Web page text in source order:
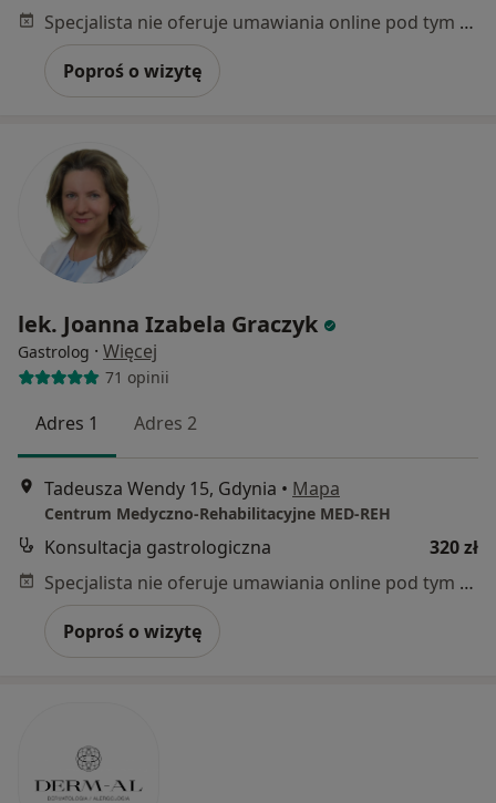
Specjalista nie oferuje umawiania online pod tym adresem.
Poproś o wizytę
lek. Joanna Izabela Graczyk
Gastrolog · Więcej
71 opinii
Adres 1 Adres 2
Tadeusza Wendy 15, Gdynia • Mapa
Centrum Medyczno-Rehabilitacyjne MED-REH
Konsultacja gastrologiczna
320 zł
Specjalista nie oferuje umawiania online pod tym adresem.
Poproś o wizytę